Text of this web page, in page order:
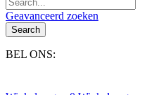
Geavanceerd zoeken
Search
BEL ONS: